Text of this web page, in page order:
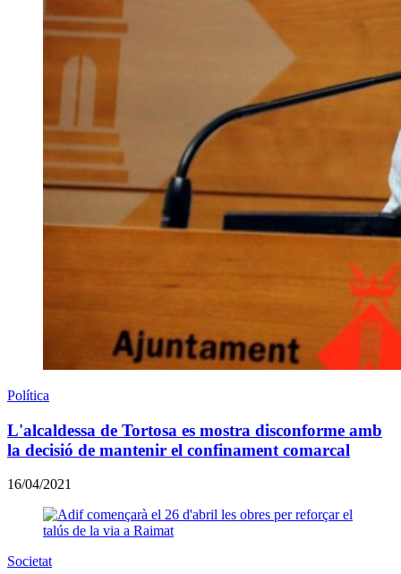
Política
L'alcaldessa de Tortosa es mostra disconforme amb
la decisió de mantenir el confinament comarcal
16/04/2021
Societat